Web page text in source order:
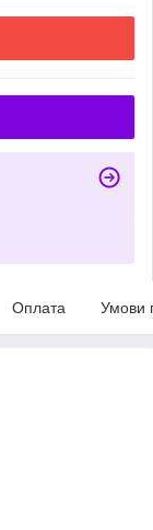
Оплата Умови